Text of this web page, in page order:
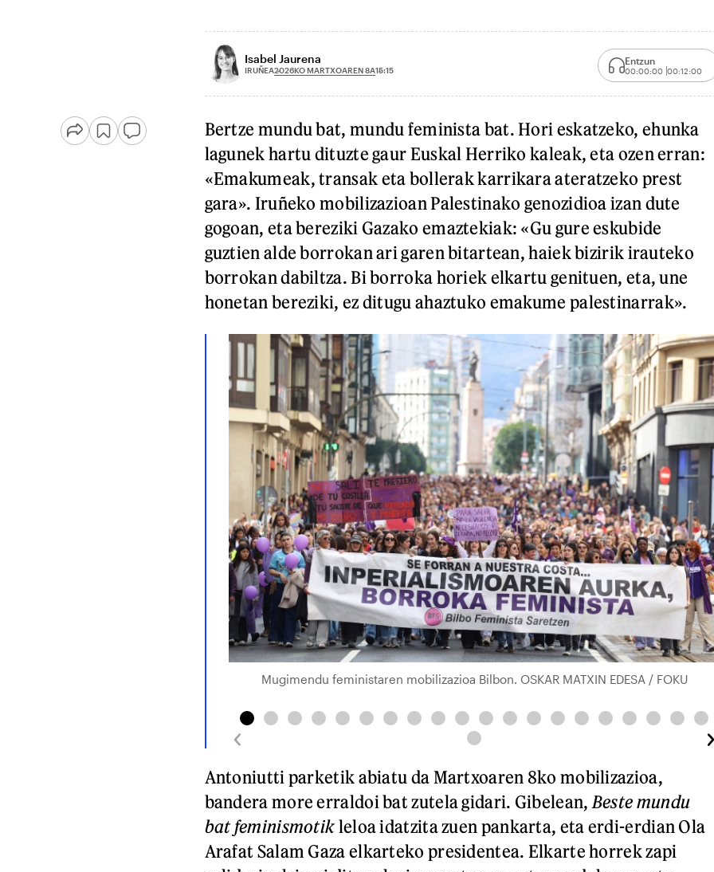
Isabel Jaurena
IRUÑEA2026KO MARTXOAREN 8A15:15
Entzun
00:00:00 00:12:00
Bertze mundu bat, mundu feminista bat. Hori eskatzeko, ehunka
lagunek hartu dituzte gaur Euskal Herriko kaleak, eta ozen erran:
«Emakumeak, transak eta bollerak karrikara ateratzeko prest
gara». Iruñeko mobilizazioan Palestinako genozidioa izan dute
gogoan, eta bereziki Gazako emaztekiak: «Gu gure eskubide
guztien alde borrokan ari garen bitartean, haiek bizirik irauteko
borrokan dabiltza. Bi borroka horiek elkartu genituen, eta, une
honetan bereziki, ez ditugu ahaztuko emakume palestinarrak».
Mugimendu feministaren mobilizazioa Bilbon. OSKAR MATXIN EDESA / FOKU
Antoniutti parketik abiatu da Martxoaren 8ko mobilizazioa,
bandera more erraldoi bat zutela gidari. Gibelean, Beste mundu
bat feminismotikleloa idatzita zuen pankarta, eta erdi-erdian Ola
Arafat Salam Gaza elkarteko presidentea. Elkarte horrek zapi